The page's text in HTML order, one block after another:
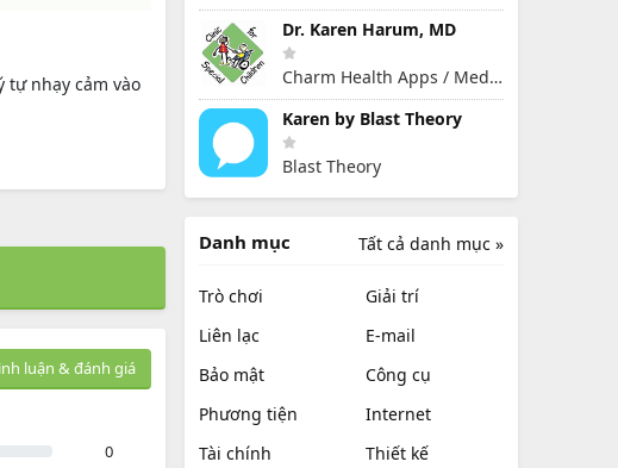
tự nhạy cảm vào
luận & đánh giá
0
Dr. Karen Harum, MD
Charm Health Apps / MedicalMine
Karen by Blast Theory
Blast Theory
Tất cả danh mục »
Danh mục
Trò chơi
Giải trí
Liên lạc
E-mail
Bảo mật
Công cụ
Phương tiện
Internet
Tài chính
Thiết kế